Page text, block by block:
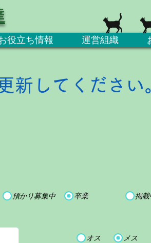
役立ち情報 運営組織
新してください
預かり募集中 卒業 掲
オス メス